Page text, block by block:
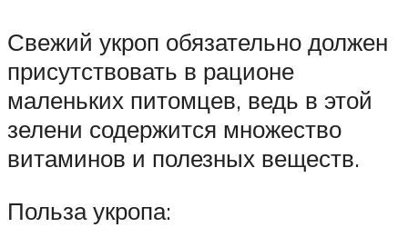
Свежий укроп обязательно должен
присутствовать в рационе
маленьких питомцев, ведь в этой
зелени содержится множество
витаминов и полезных веществ.
Польза укропа: